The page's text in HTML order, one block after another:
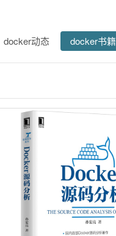
docker动态 docker书籍